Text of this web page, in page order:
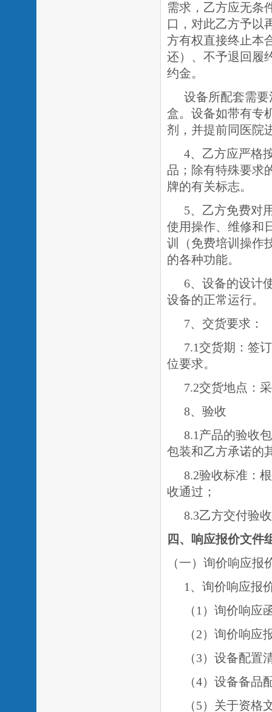
需求，乙方应无条
口，对此乙方予以
方有权直接终止本
还）、不予退回履
约金。
设备所配套需
盒。设备如带有专
剂，并提前同医院
4、乙方应严格
品；除有特殊要求
牌的有关标志。
5、乙方免费对
使用操作、维修和
训（免费培训操作
的各种功能。
6、设备的设计
设备的正常运行。
7、交货要求：
7.1交货期： 签
位要求。
7.2交货地点：
8、验收
8.1产品的验收
包装和乙方承诺的
8.2验收标准：
收通过；
8.3乙方交付验
四、响应报价文件
（一）询价响应报
1、询价响应报
（ 1）询价响应
（2）询价响应
（3）设备配置
（4）设备备品
（5）关于资格